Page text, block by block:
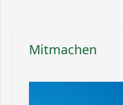
Mitmachen